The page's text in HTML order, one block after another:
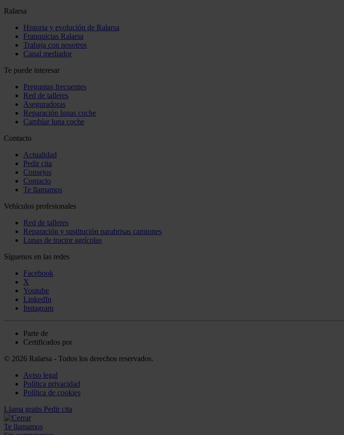
Ralarsa
Historia y evolución de Ralarsa
Franquicias Ralarsa
Trabaja con nosotros
Canal mediador
Te puede interesar
Preguntas frecuentes
Red de talleres
Aseguradoras
Reparación lunas coche
Cambiar luna coche
Contacto
Actualidad
Pedir cita
Consejos
Contacto
Te llamamos
Vehículos profesionales
Red de talleres
Reparación y sustitución parabrisas camiones
Lunas de tractor agrícolas
Síguenos en las redes
Facebook
X
Youtube
LinkedIn
Instagram
Parte de
Certificados por
© 2026 Ralarsa - Todos los derechos reservados.
Aviso legal
Política privacidad
Política de cookies
Llama gratis Pedir cita
Te llamamos